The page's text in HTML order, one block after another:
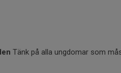
Tänk på alla ungdomar som